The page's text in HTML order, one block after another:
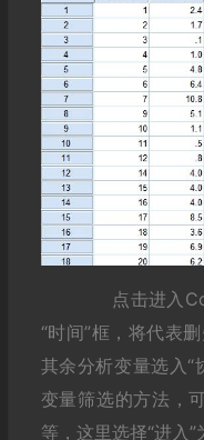
点击进入
“时间”框，将代表
其余分析变量选入“
变量筛选的方法，
等，这里选择“进入”